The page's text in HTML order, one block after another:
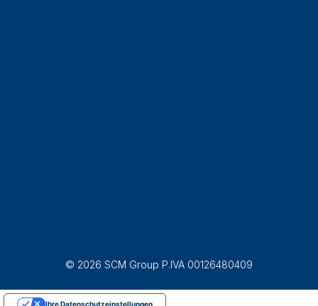
© 2026 SCM Group P.IVA 00126480409
Ihre Datenschutzeinstellungen